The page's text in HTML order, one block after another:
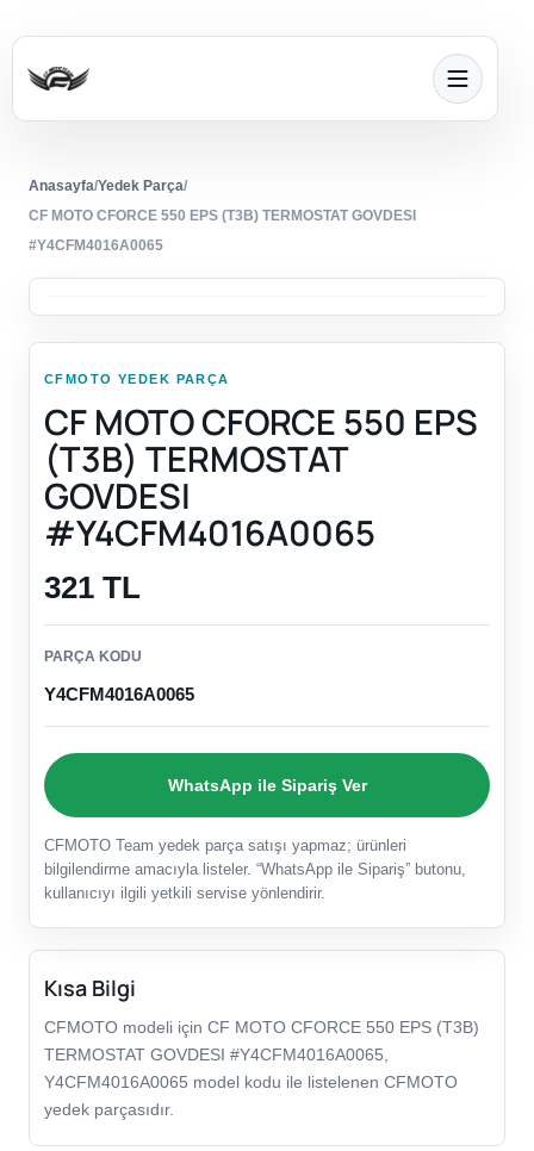
Anasayfa/Yedek Parça/
CF MOTO CFORCE 550 EPS (T3B) TERMOSTAT GOVDESI
#Y4CFM4016A0065
CFMOTO YEDEK PARÇA
CF MOTO CFORCE 550 EPS
(T3B) TERMOSTAT
GOVDESI
#Y4CFM4016A0065
321 TL
PARÇA KODU
Y4CFM4016A0065
WhatsApp ile Sipariş Ver
CFMOTO Team yedek parça satışı yapmaz; ürünleri
bilgilendirme amacıyla listeler. “WhatsApp ile Sipariş” butonu,
kullanıcıyı ilgili yetkili servise yönlendirir.
Kısa Bilgi
CFMOTO modeli için CF MOTO CFORCE 550 EPS (T3B)
TERMOSTAT GOVDESI #Y4CFM4016A0065,
Y4CFM4016A0065 model kodu ile listelenen CFMOTO
yedek parçasıdır.